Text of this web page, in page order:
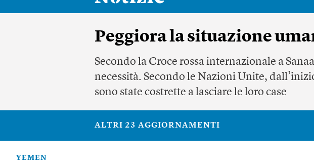
Peggiora la situazione
Secondo la Croce rossa internazionale a
necessità. Secondo le Nazioni Unite,
sono state costrette a lasciare le loro case
ALTRI 23 AGGIORNAMENTI
YEMEN